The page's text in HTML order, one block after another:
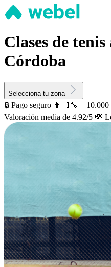
Clases de
Córdoba
Selecciona tu zona
🔒 Pago seguro 👨🏼‍🔧 + 10.000
Valoración media de 4.92/5 💸